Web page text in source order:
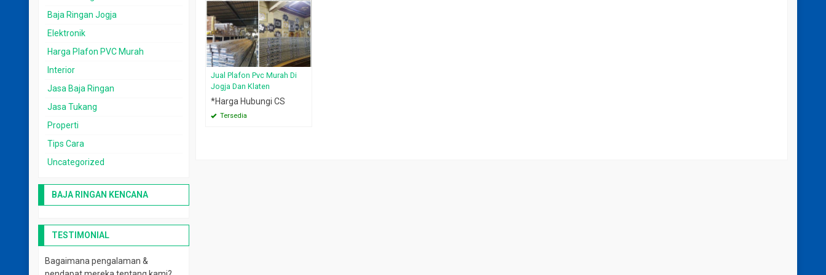
Jual Plafon Pvc Murah Di
Jogja Dan Klaten
*Harga Hubungi CS
Tersedia
Baja Ringan Jogja
Elektronik
Harga Plafon PVC Murah
Interior
Jasa Baja Ringan
Jasa Tukang
Properti
Tips Cara
Uncategorized
BAJA RINGAN KENCANA
TESTIMONIAL
Bagaimana pengalaman &